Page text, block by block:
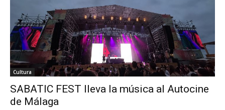
Cultura
SABATIC FEST lleva la música al Autocine
de Málaga